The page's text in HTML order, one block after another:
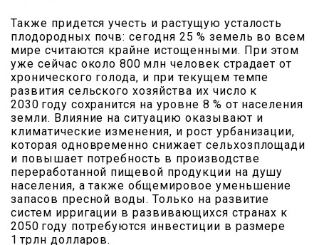
Также придется учесть и растущую усталость
плодородных почв: сегодня 25 % земель во всем
мире считаются крайне истощенными. При этом
уже сейчас около 800 млн человек страдает от
хронического голода, и при текущем темпе
развития сельского хозяйства их число к
2030 году сохранится на уровне 8 % от населения
земли. Влияние на ситуацию оказывают и
климатические изменения, и рост урбанизации,
которая одновременно снижает сельхозплощади
и повышает потребность в производстве
переработанной пищевой продукции на душу
населения, а также общемировое уменьшение
запасов пресной воды. Только на развитие
систем ирригации в развивающихся странах к
2050 году потребуются инвестиции в размере
1 трлн долларов.